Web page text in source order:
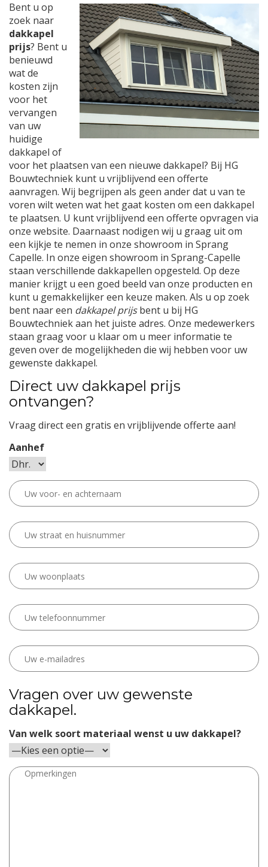
Bent u op
zoek naar
dakkapel
prijs? Bent u
benieuwd
wat de
kosten zijn
voor het
vervangen
van uw
huidige
dakkapel of
voor het plaatsen van een nieuwe dakkapel? Bij HG
Bouwtechniek kunt u vrijblijvend een offerte
aanvragen. Wij begrijpen als geen ander dat u van te
voren wilt weten wat het gaat kosten om een dakkapel
te plaatsen. U kunt vrijblijvend een offerte opvragen via
onze website. Daarnaast nodigen wij u graag uit om
een kijkje te nemen in onze showroom in Sprang
Capelle. In onze eigen showroom in Sprang-Capelle
staan verschillende dakkapellen opgesteld. Op deze
manier krijgt u een goed beeld van onze producten en
kunt u gemakkelijker een keuze maken. Als u op zoek
bent naar een dakkapel prijsbent u bij HG
Bouwtechniek aan het juiste adres. Onze medewerkers
staan graag voor u klaar om u meer informatie te
geven over de mogelijkheden die wij hebben voor uw
gewenste dakkapel.
Direct uw dakkapel prijs
ontvangen?
Vraag direct een gratis en vrijblijvende offerte aan!
Aanhef
Vragen over uw gewenste
dakkapel.
Van welk soort materiaal wenst u uw dakkapel?